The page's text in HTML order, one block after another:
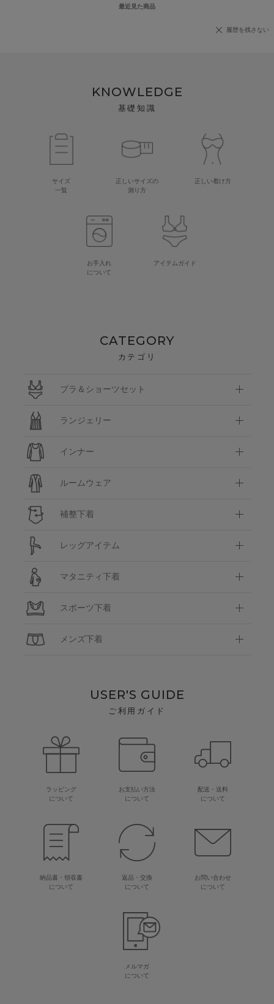
最近見た商品
履歴を残さない
KNOWLEDGE
基礎知識
サイズ
一覧
正しいサイズの
測り方
正しい着け方
お手入れ
について
アイテムガイド
CATEGORY
カテゴリ
ブラ＆ショーツセット
ランジェリー
インナー
ルームウェア
補整下着
レッグアイテム
マタニティ下着
スポーツ下着
メンズ下着
USER'S GUIDE
ご利用ガイド
ラッピング
について
お支払い方法
について
配送・送料
について
納品書・領収書
について
返品・交換
について
お問い合わせ
について
メルマガ
について